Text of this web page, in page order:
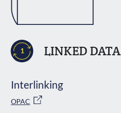
1 LINKED DATA
Interlinking
OPAC